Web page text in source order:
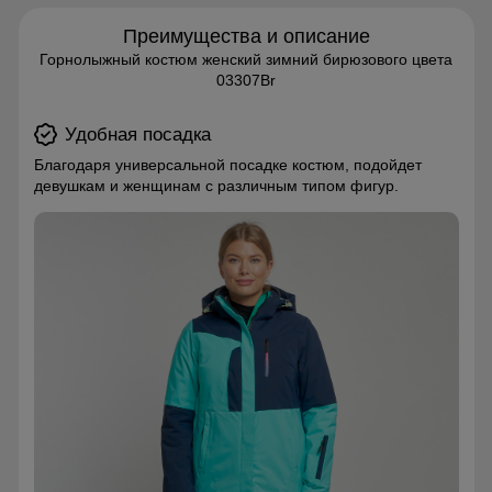
Преимущества и описание
Горнолыжный костюм женский зимний бирюзового цвета
03307Br
Удобная посадка
Благодаря универсальной посадке костюм, подойдет
девушкам и женщинам с различным типом фигур.